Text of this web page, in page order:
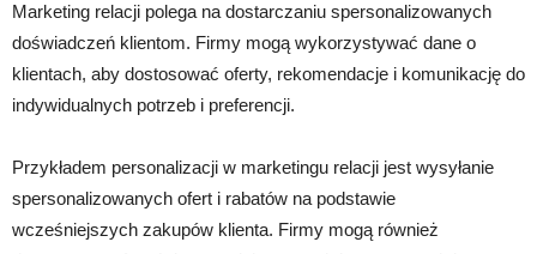
Marketing relacji polega na dostarczaniu spersonalizowanych
doświadczeń klientom. Firmy mogą wykorzystywać dane o
klientach, aby dostosować oferty, rekomendacje i komunikację do
indywidualnych potrzeb i preferencji.
Przykładem personalizacji w marketingu relacji jest wysyłanie
spersonalizowanych ofert i rabatów na podstawie
wcześniejszych zakupów klienta. Firmy mogą również